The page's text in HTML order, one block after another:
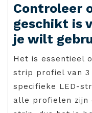
Controleer
geschikt is
je wilt
Het is essentieel
strip profiel van 3
specifieke LED-
alle profielen zijn